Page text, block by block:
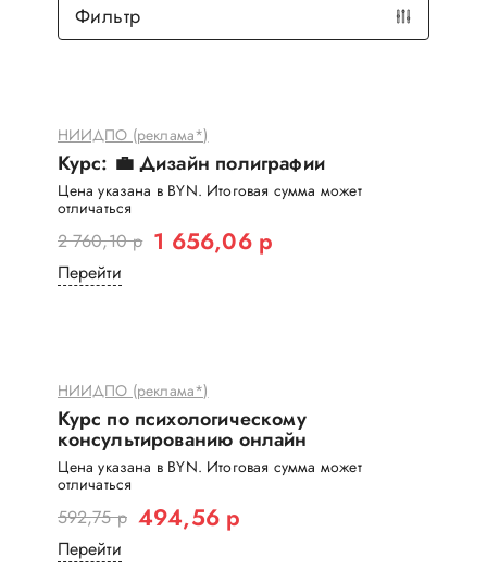
НИИДПО (реклама*)
Курс: 💼 Дизайн полиграфии
Цена указана в BYN. Итоговая сумма может
отличаться
2 760,10 р 1 656,06 р
Перейти
НИИДПО (реклама*)
Курс по психологическому
консультированию онлайн
Цена указана в BYN. Итоговая сумма может
отличаться
592,75 р 494,56 р
Перейти
Фильтр